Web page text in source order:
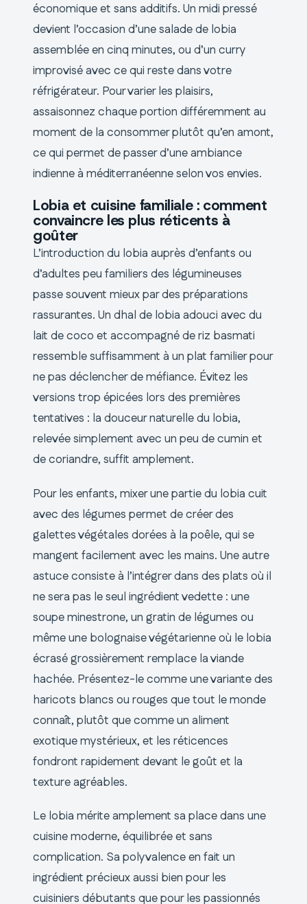
économique et sans additifs. Un midi pressé
devient l’occasion d’une salade de lobia
assemblée en cinq minutes, ou d’un curry
improvisé avec ce qui reste dans votre
réfrigérateur. Pour varier les plaisirs,
assaisonnez chaque portion différemment au
moment de la consommer plutôt qu’en amont,
ce qui permet de passer d’une ambiance
indienne à méditerranéenne selon vos envies.
Lobia et cuisine familiale : comment
convaincre les plus réticents à
goûter
L’introduction du lobia auprès d’enfants ou
d’adultes peu familiers des légumineuses
passe souvent mieux par des préparations
rassurantes. Un dhal de lobia adouci avec du
lait de coco et accompagné de riz basmati
ressemble suffisamment à un plat familier pour
ne pas déclencher de méfiance. Évitez les
versions trop épicées lors des premières
tentatives : la douceur naturelle du lobia,
relevée simplement avec un peu de cumin et
de coriandre, suffit amplement.
Pour les enfants, mixer une partie du lobia cuit
avec des légumes permet de créer des
galettes végétales dorées à la poêle, qui se
mangent facilement avec les mains. Une autre
astuce consiste à l’intégrer dans des plats où il
ne sera pas le seul ingrédient vedette : une
soupe minestrone, un gratin de légumes ou
même une bolognaise végétarienne où le lobia
écrasé grossièrement remplace la viande
hachée. Présentez-le comme une variante des
haricots blancs ou rouges que tout le monde
connaît, plutôt que comme un aliment
exotique mystérieux, et les réticences
fondront rapidement devant le goût et la
texture agréables.
Le lobia mérite amplement sa place dans une
cuisine moderne, équilibrée et sans
complication. Sa polyvalence en fait un
ingrédient précieux aussi bien pour les
cuisiniers débutants que pour les passionnés